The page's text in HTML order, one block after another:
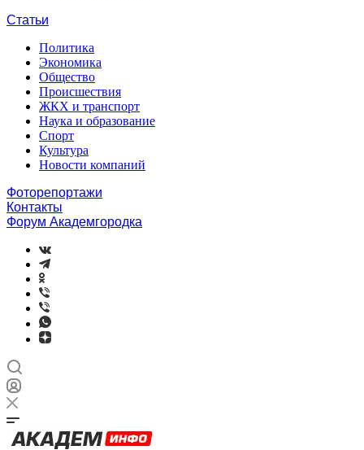
Статьи
Политика
Экономика
Общество
Происшествия
ЖКХ и транспорт
Наука и образование
Спорт
Культура
Новости компаний
Фоторепортажи
Контакты
Форум Академгородка